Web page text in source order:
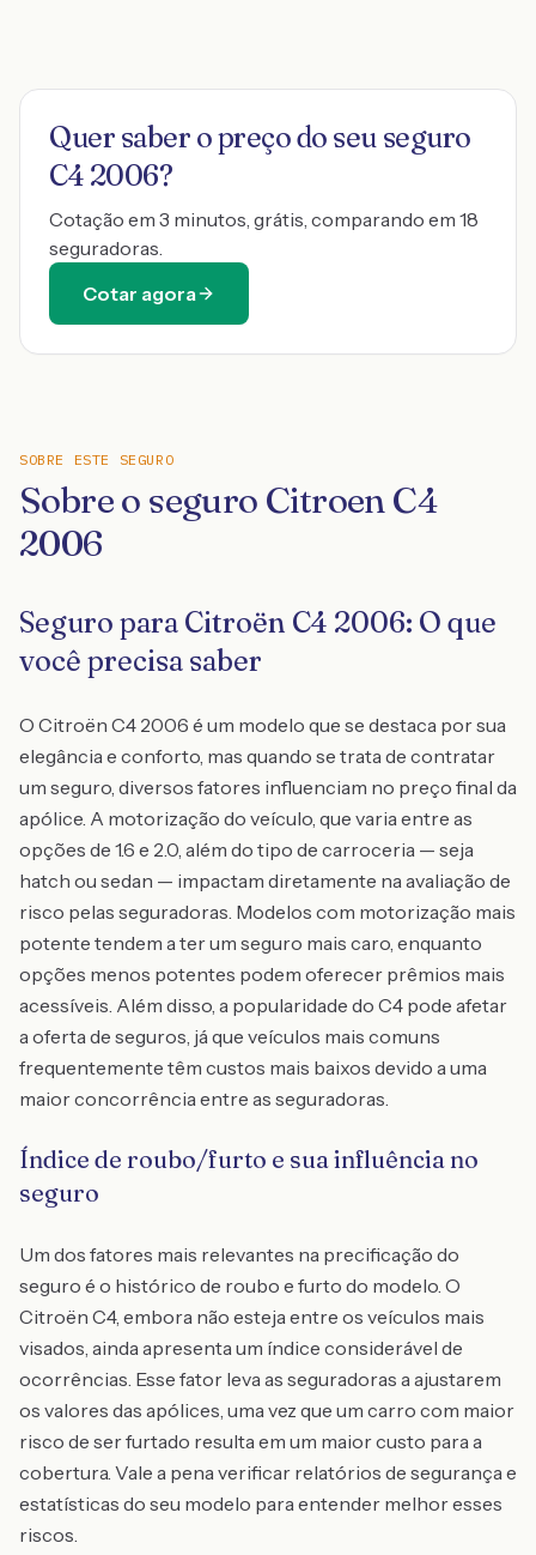
Quer saber o preço do seu seguro
C4 2006?
Cotação em 3 minutos, grátis, comparando em 18
seguradoras.
Cotar agora
SOBRE ESTE SEGURO
Sobre o seguro Citroen C4
2006
Seguro para Citroën C4 2006: O que
você precisa saber
O Citroën C4 2006 é um modelo que se destaca por sua
elegância e conforto, mas quando se trata de contratar
um seguro, diversos fatores influenciam no preço final da
apólice. A motorização do veículo, que varia entre as
opções de 1.6 e 2.0, além do tipo de carroceria — seja
hatch ou sedan — impactam diretamente na avaliação de
risco pelas seguradoras. Modelos com motorização mais
potente tendem a ter um seguro mais caro, enquanto
opções menos potentes podem oferecer prêmios mais
acessíveis. Além disso, a popularidade do C4 pode afetar
a oferta de seguros, já que veículos mais comuns
frequentemente têm custos mais baixos devido a uma
maior concorrência entre as seguradoras.
Índice de roubo/furto e sua influência no
seguro
Um dos fatores mais relevantes na precificação do
seguro é o histórico de roubo e furto do modelo. O
Citroën C4, embora não esteja entre os veículos mais
visados, ainda apresenta um índice considerável de
ocorrências. Esse fator leva as seguradoras a ajustarem
os valores das apólices, uma vez que um carro com maior
risco de ser furtado resulta em um maior custo para a
cobertura. Vale a pena verificar relatórios de segurança e
estatísticas do seu modelo para entender melhor esses
riscos.